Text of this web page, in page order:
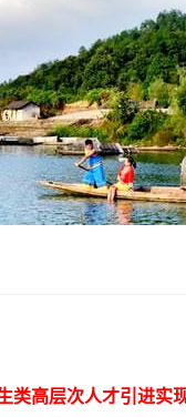
类高层次人才引进